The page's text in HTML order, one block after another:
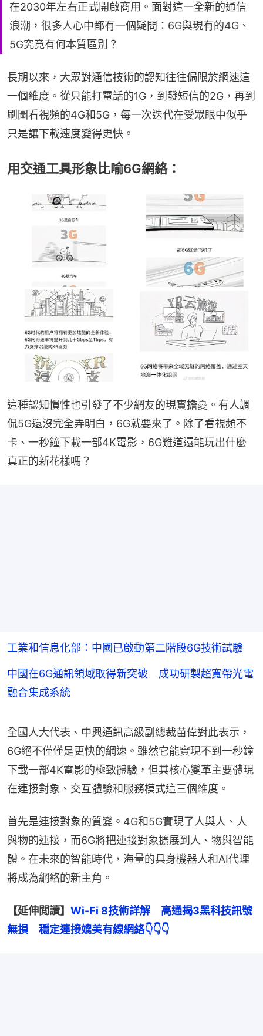
在2030年左右正式開啟商用。面對這一全新的通信
浪潮，很多人心中都有一個疑問：6G與現有的4G、
5G究竟有何本質區別？
長期以來，大眾對通信技術的認知往往侷限於網速這
一個維度。從只能打電話的1G，到發短信的2G，再到
刷圖看視頻的4G和5G，每一次迭代在受眾眼中似乎
只是讓下載速度變得更快。
用交通工具形象比喻6G網絡：
這種認知慣性也引發了不少網友的現實擔憂。有人調
侃5G還沒完全弄明白，6G就要來了。除了看視頻不
卡、一秒鐘下載一部4K電影，6G難道還能玩出什麼
真正的新花樣嗎？
工業和信息化部：中國已啟動第二階段6G技術試驗
中國在6G通訊領域取得新突破 成功研製超寬帶光電
融合集成系統
全國人大代表、中興通訊高級副總裁苗偉對此表示，
6G絕不僅僅是更快的網速。雖然它能實現不到一秒鐘
下載一部4K電影的極致體驗，但其核心變革主要體現
在連接對象、交互體驗和服務模式這三個維度。
首先是連接對象的質變。4G和5G實現了人與人、人
與物的連接，而6G將把連接對象擴展到人、物與智能
體。在未來的智能時代，海量的具身機器人和AI代理
將成為網絡的新主角。
【延伸閲讀】 Wi-Fi 8技術詳解　高通揭3黑科技訊號
無損　穩定連接媲美有線網絡👇👇👇